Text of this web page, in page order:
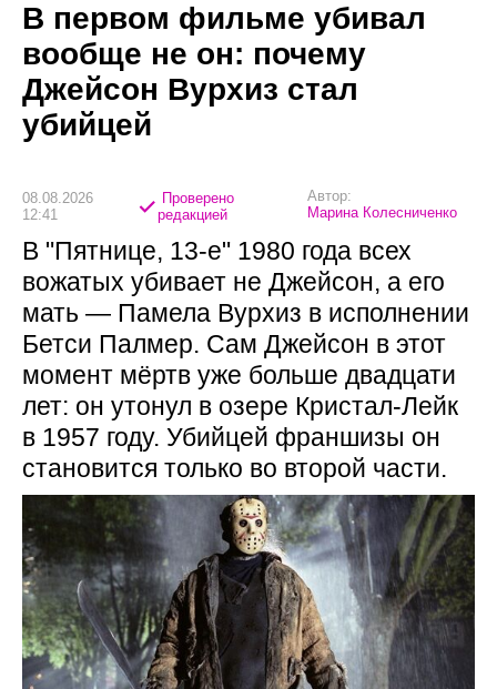
В первом фильме убивал
вообще не он: почему
Джейсон Вурхиз стал
убийцей
08.08.2026
12:41
Проверено
редакцией
Автор:
Марина Колесниченко
В "Пятнице, 13-е" 1980 года всех
вожатых убивает не Джейсон, а его
мать — Памела Вурхиз в исполнении
Бетси Палмер. Сам Джейсон в этот
момент мёртв уже больше двадцати
лет: он утонул в озере Кристал-Лейк
в 1957 году. Убийцей франшизы он
становится только во второй части.